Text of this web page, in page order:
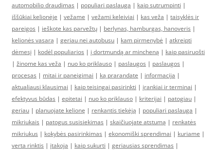
automobilio draudimas | populiari paslauga | kaip sutrumpinti |
iššūkiai kelionėje | vežame | vežami keleiviai | kas veža | taisyklės ir
pareigos | ieškote kas parvežtų | berlynas, hamburgas, hanoveris |
kelionės vasarą | geriau nei autobusu | kam pirmenybė | atkreipti
dėmesį | kodėl populiarios | į dortmundą ar mincheną | kaip pasiruošti
| žinome kas veža | nuo ko priklauso | paslaugos | paslaugos |
procesas | mitai ir paneigimai | ką prarandate | informacija |
aktualiausi klausimai | kaip teisingai pasirinkti | įrankiai ir terminai |
efektyvus būdas | epitetai | nuo ko priklauso | kriterijai | patogiau |
geriau | planuojate kelionę | renkantis tiekėją | populiari paslauga |
mikriukais | patogus susisiekimas | skaičiuojate atstumą | renkatės
mikriukus | kokybės pasirinkimas | ekonomiški sprendimai | kuriame |
verta rinktis | įtakoja | kaip sukurti | geriausias sprendimas |